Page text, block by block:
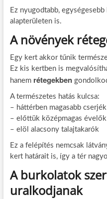
Ez nyugodtabb,
alapterületen is.
A növények
Egy kert akkor tűnik
Ez kis kertben is
hanem rétegekben
A természetes hatás kulcsa:
– háttérben magasabb
– előttük középmagas évelők
– elöl alacsony talajtakarók
Ez a felépítés nemcsak
kert határait is, így a tér
A burkolatok
uralkodjanak